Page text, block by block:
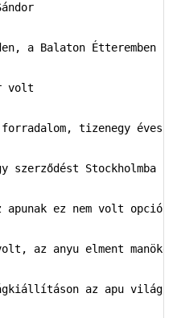
a Balaton Étteremben
volt
tizenegy éves
szerződést Stockholmba
ez nem volt opció
az anyu elment
az apu